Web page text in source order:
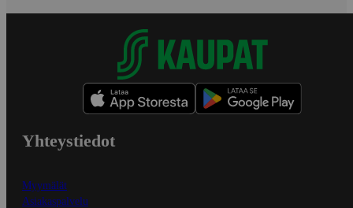
Yhteystiedot
Myymälät
Asiakaspalvelu